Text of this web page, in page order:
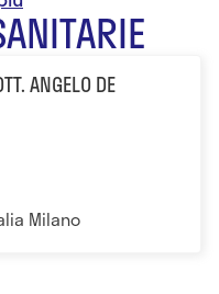
di perfezionamento
della durata di 1
di perfezionamento
ed avanzato)
accademici
in Chirurgia
ANGELO DE
Milano